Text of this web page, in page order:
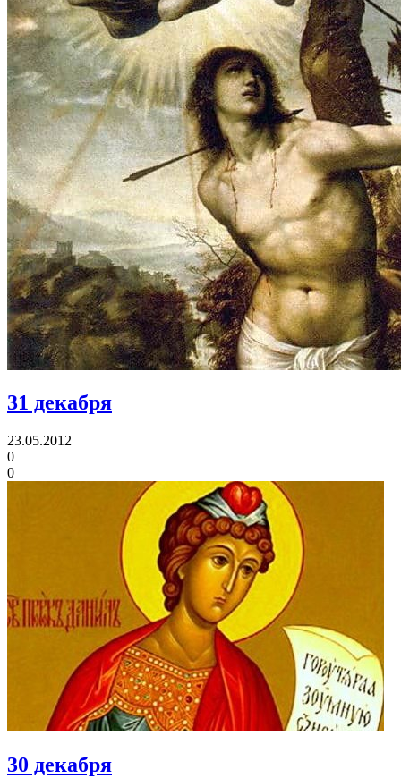
31 декабря
23.05.2012
0
0
30 декабря